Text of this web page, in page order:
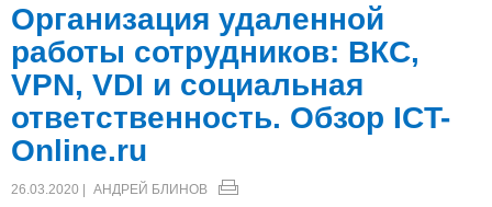
Организация удаленной
работы сотрудников: ВКС,
VPN, VDI и социальная
ответственность. Обзор ICT-
Online.ru
26.03.2020 | АНДРЕЙ БЛИНОВ